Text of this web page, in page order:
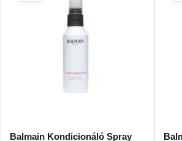
Balmain Kondicionáló Spray